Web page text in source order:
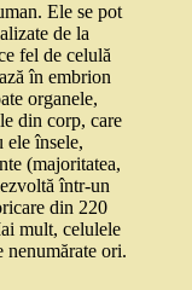
Ele se pot
de la
fel de celulă
în embrion
organele,
din corp, care
ele însele,
(majoritatea,
într-un
din 220
mult, celulele
nenumărate ori.